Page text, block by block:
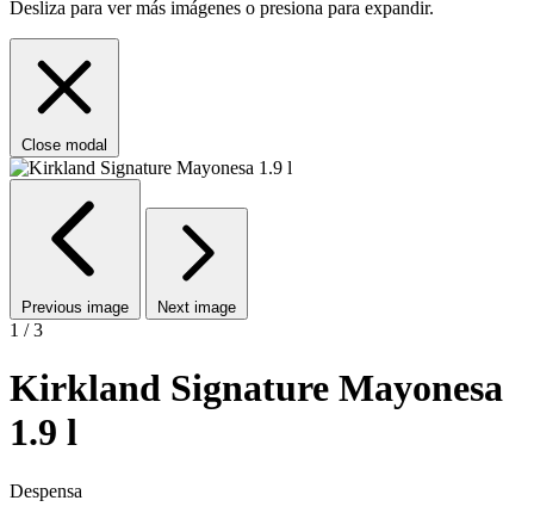
Desliza para ver más imágenes o presiona para expandir.
Close modal
Previous image Next image
1 / 3
Kirkland Signature Mayonesa
1.9 l
Despensa